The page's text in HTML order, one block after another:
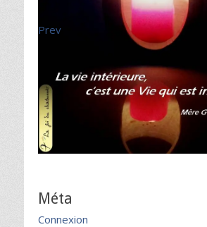
Prev
Méta
Connexion